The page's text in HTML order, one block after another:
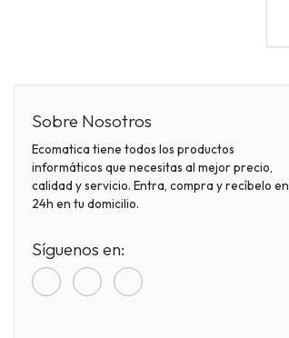
Sobre Nosotros
Ecomatica tiene todos los productos
informáticos que necesitas al mejor precio,
calidad y servicio. Entra, compra y recíbelo en
24h en tu domicilio.
Síguenos en: